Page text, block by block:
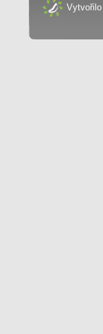
Vytvořilo